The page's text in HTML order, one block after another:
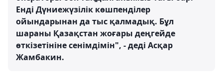
Енді Дүниежүзілік көшпенділер
ойындарынан да тыс қалмадық. Бұл
шараны Қазақстан жоғары деңгейде
өткізетініне сенімдімін", - деді Асқар
Жамбакин.